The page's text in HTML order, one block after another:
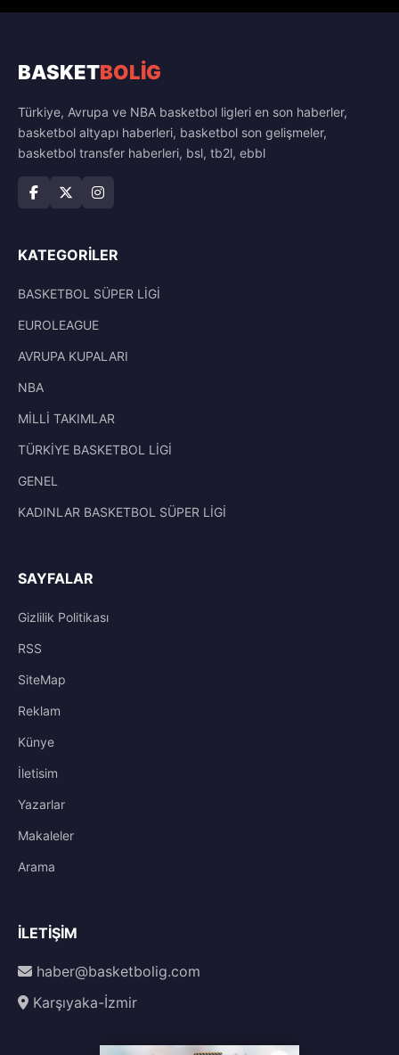
BASKETBOLİG
Türkiye, Avrupa ve NBA basketbol ligleri en son haberler,
basketbol altyapı haberleri, basketbol son gelişmeler,
basketbol transfer haberleri, bsl, tb2l, ebbl
KATEGORILER
BASKETBOL SÜPER LİGİ
EUROLEAGUE
AVRUPA KUPALARI
NBA
MİLLİ TAKIMLAR
TÜRKİYE BASKETBOL LİGİ
GENEL
KADINLAR BASKETBOL SÜPER LİGİ
SAYFALAR
Gizlilik Politikası
RSS
SiteMap
Reklam
Künye
İletisim
Yazarlar
Makaleler
Arama
İLETIŞIM
haber@basketbolig.com
Karşıyaka-İzmir